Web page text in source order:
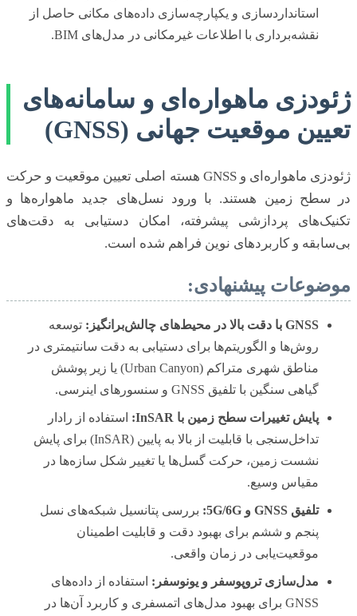
استانداردسازی و یکپارچه‌سازی داده‌های مکانی حاصل از
نقشه‌برداری با اطلاعات غیرمکانی در مدل‌های BIM.
ژئودزی ماهواره‌ای و سامانه‌های
تعیین موقعیت جهانی (GNSS)
ژئودزی ماهواره‌ای و GNSS هسته اصلی تعیین موقعیت و حرکت
در سطح زمین هستند. با ورود نسل‌های جدید ماهواره‌ها و
تکنیک‌های پردازشی پیشرفته، امکان دستیابی به دقت‌های
بی‌سابقه و کاربردهای نوین فراهم شده است.
موضوعات پیشنهادی:
GNSS با دقت بالا در محیط‌های چالش‌برانگیز:
توسعه
روش‌ها و الگوریتم‌ها برای دستیابی به دقت سانتیمتری در
مناطق شهری متراکم (Urban Canyon) یا زیر پوشش
گیاهی سنگین با تلفیق GNSS و سنسورهای اینرسی.
پایش تغییرات سطح زمین با InSAR:
استفاده از رادار
تداخل‌سنجی با قابلیت از بالا به پایین (InSAR) برای پایش
نشست زمین، حرکت گسل‌ها یا تغییر شکل سازه‌ها در
مقیاس وسیع.
تلفیق GNSS و 5G/6G:
بررسی پتانسیل شبکه‌های نسل
پنجم و ششم برای بهبود دقت و قابلیت اطمینان
موقعیت‌یابی در زمان واقعی.
مدل‌سازی تروپوسفر و یونوسفر: استفاده از داده‌های
GNSS برای بهبود مدل‌های اتمسفری و کاربرد آن‌ها در